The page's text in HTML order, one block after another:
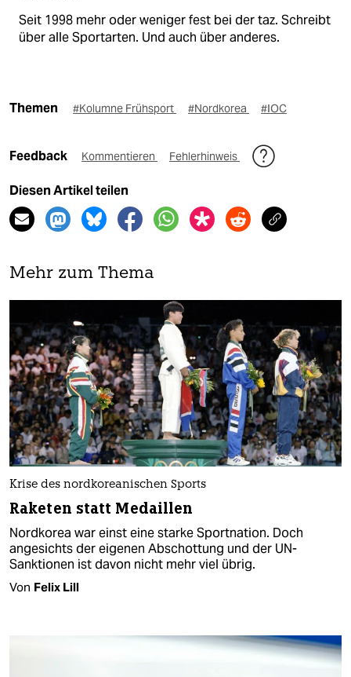
Seit 1998 mehr oder weniger fest bei der taz. Schreibt
über alle Sportarten. Und auch über anderes.
Themen #Kolumne Frühsport #Nordkorea #IOC
Feedback Kommentieren Fehlerhinweis
Diesen Artikel teilen
Mehr zum Thema
Krise des nordkoreanischen Sports
Raketen statt Medaillen
Nordkorea war einst eine starke Sportnation. Doch
angesichts der eigenen Abschottung und der UN-
Sanktionen ist davon nicht mehr viel übrig.
Von Felix Lill